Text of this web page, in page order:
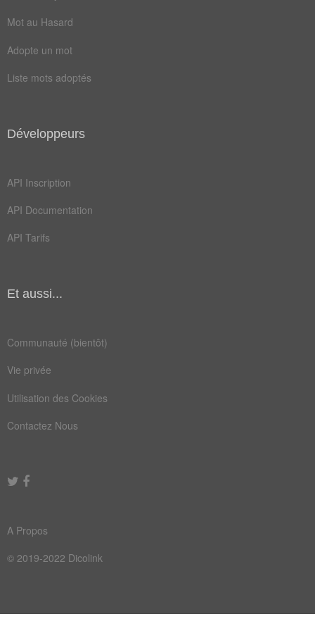
silence
Mot au Hasard
Adopte un mot
Liste mots adoptés
Développeurs
API Inscription
API Documentation
API Tarifs
Et aussi...
Communauté (bientôt)
Vie privée
Utilisation des Cookies
Contactez Nous
A Propos
© 2019-2022 Dicolink